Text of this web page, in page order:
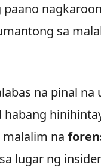
sa
na pinal na
na
sa lugar ng